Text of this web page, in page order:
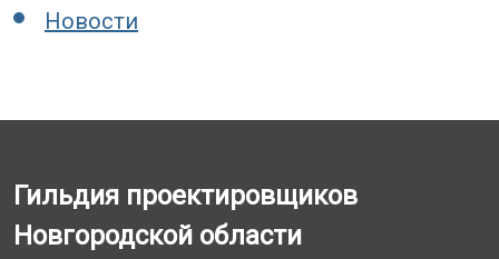
Новости
Гильдия проектировщиков
Новгородской области